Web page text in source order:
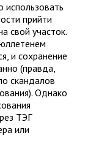
использовать
прийти
свой участок.
и сохранение
(правда,
скандалов
Однако
ТЭГ
или